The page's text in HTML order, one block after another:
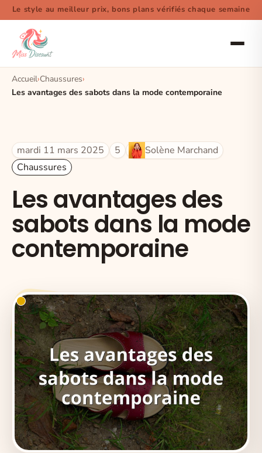
Le style au meilleur prix, bons plans vérifiés chaque semaine
Accueil Chaussures
Les avantages des sabots dans la mode contemporaine
mardi 11 mars 2025 5
Solène Marchand
Chaussures
Les avantages des
sabots dans la mode
contemporaine